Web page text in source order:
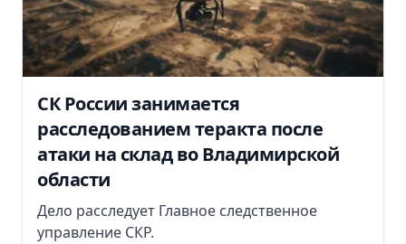
СК России занимается
расследованием теракта после
атаки на склад во Владимирской
области
Дело расследует Главное следственное
управление СКР.